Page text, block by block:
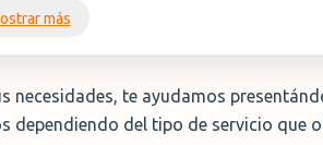
más
necesidades, te ayudamos
del tipo de servicio que